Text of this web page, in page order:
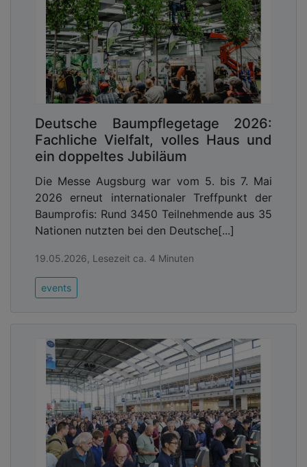
Deutsche Baumpflegetage 2026:
Fachliche Vielfalt, volles Haus und
ein doppeltes Jubiläum
Die Messe Augsburg war vom 5. bis 7. Mai
2026 erneut internationaler Treffpunkt der
Baumprofis: Rund 3450 Teilnehmende aus 35
Nationen nutzten bei den Deutsche[...]
19.05.2026, Lesezeit ca. 4 Minuten
events